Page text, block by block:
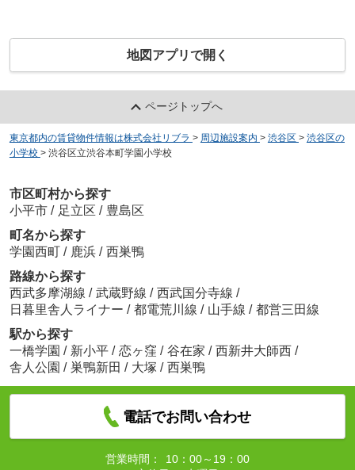
地図アプリで開く
ページトップへ
東京都内の賃貸物件情報は株式会社リブラ > 周辺施設案内 > 渋谷区 > 渋谷区の
小学校 > 渋谷区立渋谷本町学園小学校
市区町村から探す
小平市 / 足立区 / 豊島区
町名から探す
学園西町 / 鹿浜 / 西巣鴨
路線から探す
西武多摩湖線 / 武蔵野線 / 西武国分寺線 /
日暮里舎人ライナー / 都電荒川線 / 山手線 / 都営三田線
駅から探す
一橋学園 / 新小平 / 恋ヶ窪 / 谷在家 / 西新井大師西 /
舎人公園 / 巣鴨新田 / 大塚 / 西巣鴨
電話でお問い合わせ
営業時間：
10：00～19：00